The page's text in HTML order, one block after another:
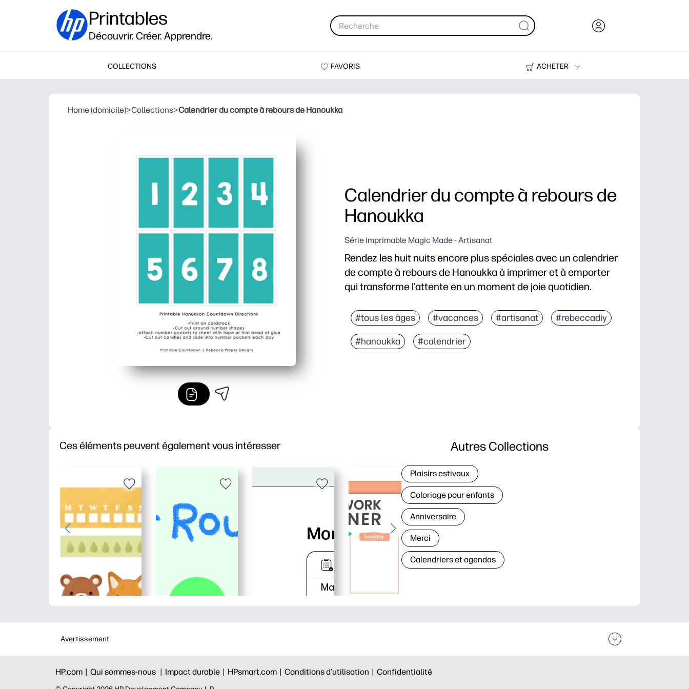
Printables
Découvrir. Créer. Apprendre.
COLLECTIONS FAVORIS
ACHETER
Des imprimantes
Home (domicile)>Collections>Calendrier du compte à rebours de Hanoukka
Calendrier du compte à rebours de
Hanoukka
Série imprimable Magic Made - Artisanat
Rendez les huit nuits encore plus spéciales avec un calendrier
de compte à rebours de Hanoukka à imprimer et à emporter
qui transforme l'attente en un moment de joie quotidien.
Pratique à imprimer et à suspendre : aucune préparation ni aucun matériel
Engagement quotidien : les enfants colorient, autocollent ou cochent
Une tradition pleine de sens : se marie parfaitement avec l'allumage de la
#tous les âges #vacances #artisanat #rebeccadiy
#hanoukka #calendrier
Ces éléments peuvent également vous intéresser Autres Collections
Plaisirs estivaux
Coloriage pour enfants
Anniversaire
Merci
Calendriers et agendas
Avertissement
HP.com | Qui sommes-nous | Impact durable | HPsmart.com | Conditions d’utilisation | Confidentialité